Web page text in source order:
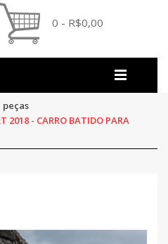
0 - R$0,00
peças
2018 - CARRO BATIDO PARA